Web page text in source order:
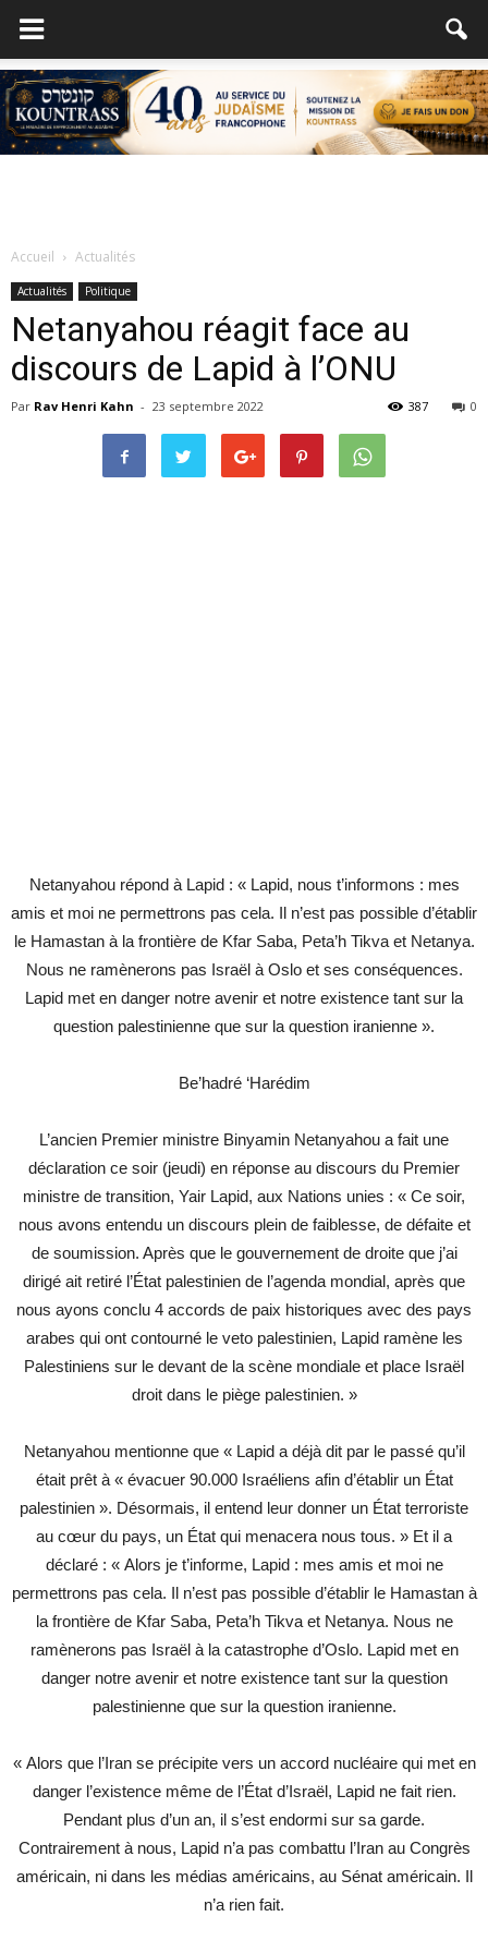
Accueil Actualités
Actualités Politique
Netanyahou réagit face au
discours de Lapid à l’ONU
Par Rav Henri Kahn - 23 septembre 2022 0
387
Netanyahou répond à Lapid : « Lapid, nous t’informons : mes
amis et moi ne permettrons pas cela. Il n’est pas possible d’établir
le Hamastan à la frontière de Kfar Saba, Peta’h Tikva et Netanya.
Nous ne ramènerons pas Israël à Oslo et ses conséquences.
Lapid met en danger notre avenir et notre existence tant sur la
question palestinienne que sur la question iranienne ».
Be’hadré ‘Harédim
L’ancien Premier ministre Binyamin Netanyahou a fait une
déclaration ce soir (jeudi) en réponse au discours du Premier
ministre de transition, Yair Lapid, aux Nations unies : « Ce soir,
nous avons entendu un discours plein de faiblesse, de défaite et
de soumission. Après que le gouvernement de droite que j’ai
dirigé ait retiré l’État palestinien de l’agenda mondial, après que
nous ayons conclu 4 accords de paix historiques avec des pays
arabes qui ont contourné le veto palestinien, Lapid ramène les
Palestiniens sur le devant de la scène mondiale et place Israël
droit dans le piège palestinien. »
Netanyahou mentionne que « Lapid a déjà dit par le passé qu’il
était prêt à « évacuer 90.000 Israéliens afin d’établir un État
palestinien ». Désormais, il entend leur donner un État terroriste
au cœur du pays, un État qui menacera nous tous. » Et il a
déclaré : « Alors je t’informe, Lapid : mes amis et moi ne
permettrons pas cela. Il n’est pas possible d’établir le Hamastan à
la frontière de Kfar Saba, Peta’h Tikva et Netanya. Nous ne
ramènerons pas Israël à la catastrophe d’Oslo. Lapid met en
danger notre avenir et notre existence tant sur la question
palestinienne que sur la question iranienne.
« Alors que l’Iran se précipite vers un accord nucléaire qui met en
danger l’existence même de l’État d’Israël, Lapid ne fait rien.
Pendant plus d’un an, il s’est endormi sur sa garde.
Contrairement à nous, Lapid n’a pas combattu l’Iran au Congrès
américain, ni dans les médias américains, au Sénat américain. Il
n’a rien fait.